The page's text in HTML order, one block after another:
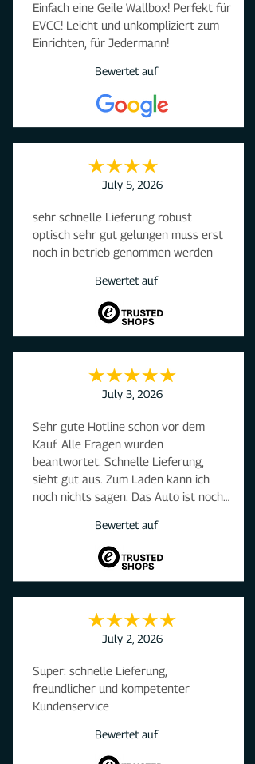
dieser Box ist groß, die Hilfestellung
von DaheimLaden überwältigend.
Schnell, unkompliziert, ohne viele
Selbst ein "vor Ort" Techniker wurde
mir in Aussicht gestellt.
Dieses war nicht nötig da die
"Ferndiagnose" alles nach meinen
Für mich definitiv ein
Vorzeigeunternehmen an dem sich
können.
Herzlichen Dank!
Jederzeit wieder DaheimLaden 🍀
Einfach eine Geile Wallbox! Perfekt für
EVCC! Leicht und unkompliziert zum
Einrichten, für Jedermann!
Bewertet auf
July 5, 2026
sehr schnelle Lieferung robust
optisch sehr gut gelungen muss erst
noch in betrieb genommen werden
Bewertet auf
July 3, 2026
Sehr gute Hotline schon vor dem
Kauf. Alle Fragen wurden
beantwortet. Schnelle Lieferung,
sieht gut aus. Zum Laden kann ich
noch nichts sagen. Das Auto ist noch
Bewertet auf
July 2, 2026
Super: schnelle Lieferung,
freundlicher und kompetenter
Kundenservice
Bewertet auf